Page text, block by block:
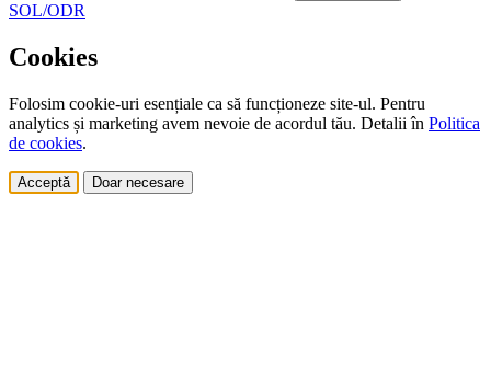
SOL/ODR
Cookies
Folosim cookie-uri esențiale ca să funcționeze site-ul. Pentru
analytics și marketing avem nevoie de acordul tău. Detalii în Politica
de cookies.
Acceptă Doar necesare